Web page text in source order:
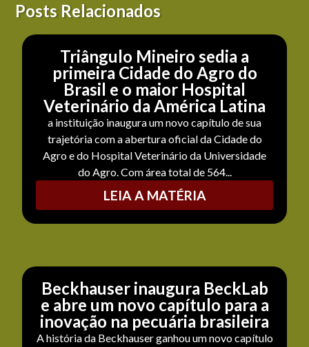
Posts Relacionados
Triângulo Mineiro sedia a
primeira Cidade do Agro do
Brasil e o maior Hospital
Veterinário da América Latina
a instituição inaugura um novo capítulo de sua
trajetória com a abertura oficial da Cidade do
Agro e do Hospital Veterinário da Universidade
do Agro. Com área total de 564...
LEIA A MATÉRIA
Beckhauser inaugura BeckLab
e abre um novo capítulo para a
inovação na pecuária brasileira
A história da Beckhauser ganhou um novo capítulo